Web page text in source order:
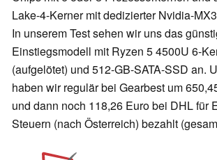
Lake-4-Kerner mit dedizierter Nvidia-
In unserem Test sehen wir uns das
Einstiegsmodell mit Ryzen 5 4500U 6-
(aufgelötet) und 512-GB-SATA-SSD an.
haben wir regulär bei Gearbest um
und dann noch 118,26 Euro bei DHL für
Steuern (nach Österreich) bezahlt